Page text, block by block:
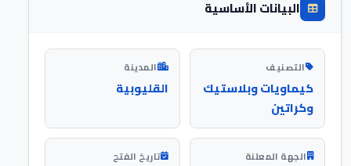
البيانات الأساسية
التصنيف
كيماويات وبلاستيك
وكراتين
المدينة
القليوبية
الجهة المعلنة تاريخ الفتح